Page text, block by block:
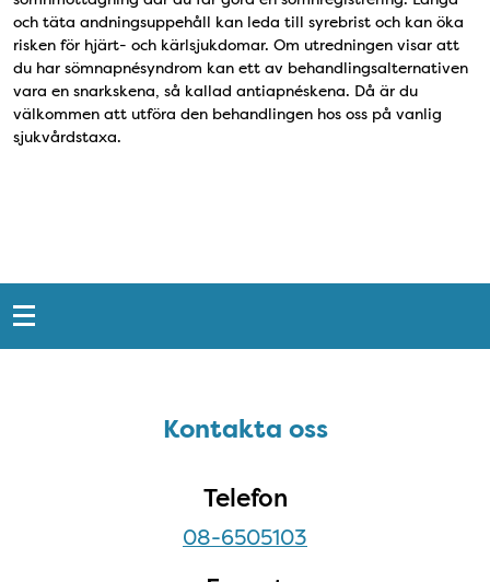
och täta andningsuppehåll kan leda till syrebrist och kan öka
risken för hjärt- och kärlsjukdomar. Om utredningen visar att
du har sömnapnésyndrom kan ett av behandlingsalternativen
vara en snarkskena, så kallad antiapnéskena. Då är du
välkommen att utföra den behandlingen hos oss på vanlig
sjukvårdstaxa.
Snabblänkar
Kontakta ossKontakta oss
Telefon
08-6505103